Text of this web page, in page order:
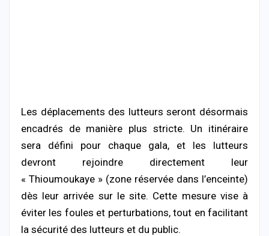
Les déplacements des lutteurs seront désormais
encadrés de manière plus stricte. Un itinéraire
sera défini pour chaque gala, et les lutteurs
devront rejoindre directement leur
« Thioumoukaye » (zone réservée dans l’enceinte)
dès leur arrivée sur le site. Cette mesure vise à
éviter les foules et perturbations, tout en facilitant
la sécurité des lutteurs et du public.